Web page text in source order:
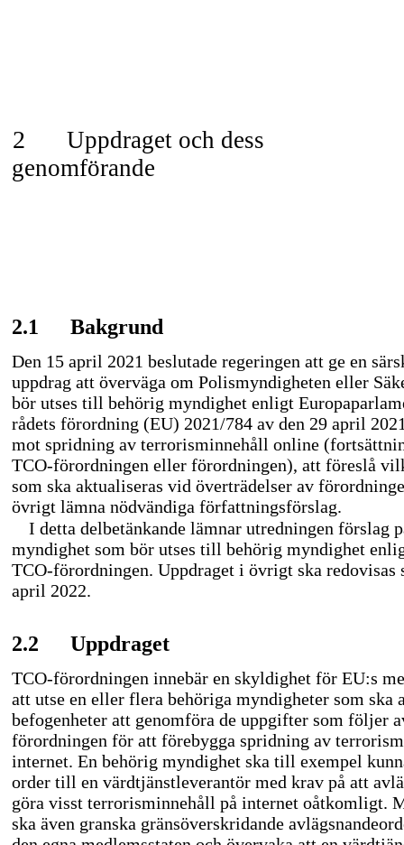
2
Uppdraget och dess
genomförande
2.1 Bakgrund
Den 15 april 2021 beslutade regeringen att ge en
uppdrag att överväga om Polismyndigheten eller
bör utses till behörig myndighet enligt
rådets förordning (EU) 2021/784 av den 29 april
mot spridning av terrorisminnehåll online
TCO-förordningen eller förordningen), att föreslå
som ska aktualiseras vid överträdelser av
övrigt lämna nödvändiga författningsförslag.
I detta delbetänkande lämnar utredningen förslag
myndighet som bör utses till behörig myndighet
TCO-förordningen. Uppdraget i övrigt ska redovisas
april 2022.
2.2 Uppdraget
TCO-förordningen innebär en skyldighet för EU:s
att utse en eller flera behöriga myndigheter som ska
befogenheter att genomföra de uppgifter som följer
förordningen för att förebygga spridning av
internet. En behörig myndighet ska till exempel
order till en värdtjänstleverantör med krav på att
göra visst terrorisminnehåll på internet oåtkomligt.
ska även granska gränsöverskridande